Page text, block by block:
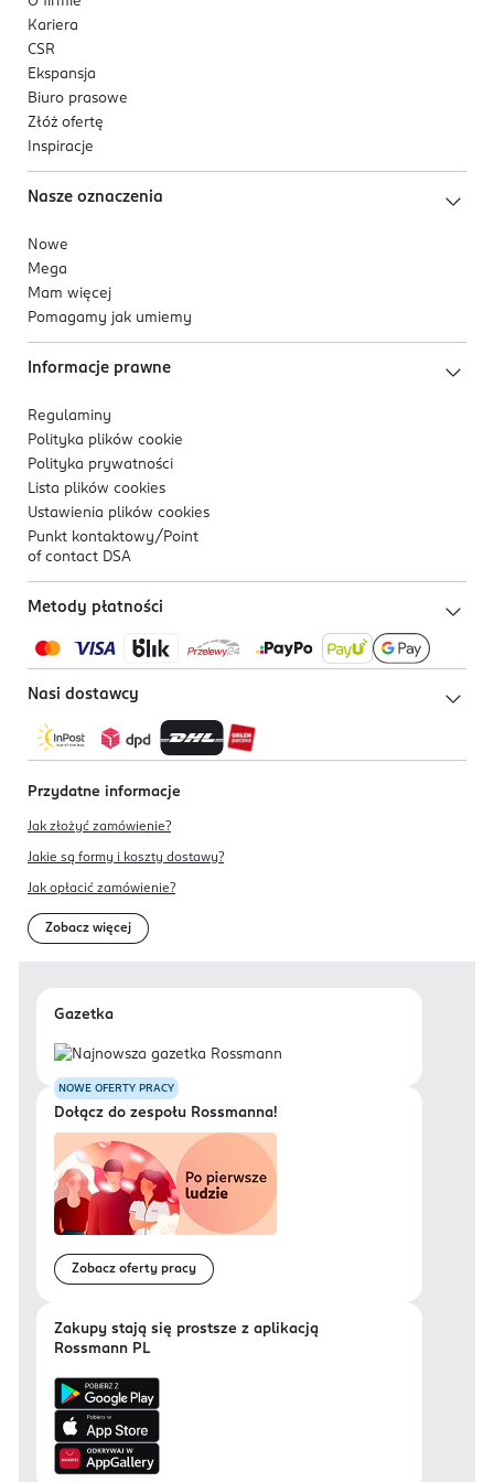
Kariera
CSR
Ekspansja
Biuro prasowe
Złóż ofertę
Inspiracje
Nasze oznaczenia
Nowe
Mega
Mam więcej
Pomagamy jak umiemy
Informacje prawne
Regulaminy
Polityka plików cookie
Polityka prywatności
Lista plików cookies
Ustawienia plików cookies
Punkt kontaktowy/ Point
of contact DSA
Metody płatności
Nasi dostawcy
Przydatne informacje
Jak złożyć zamówienie?
Jakie są formy i koszty dostawy?
Jak opłacić zamówienie?
Zobacz więcej
Gazetka
NOWE OFERTY PRACY
Dołącz do zespołu Rossmanna!
Zobacz oferty pracy
Zakupy stają się prostsze z aplikacją
Rossmann PL